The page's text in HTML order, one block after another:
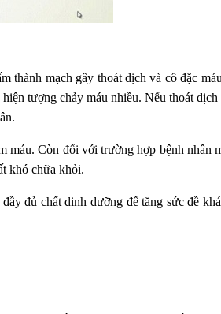
thành mạch gây thoát dịch và cô đặc
tượng chảy máu nhiều. Nếu thoát
Còn đối với trường hợp bệnh nhân
khó chữa khỏi.
đủ chất dinh dưỡng để tăng sức đề